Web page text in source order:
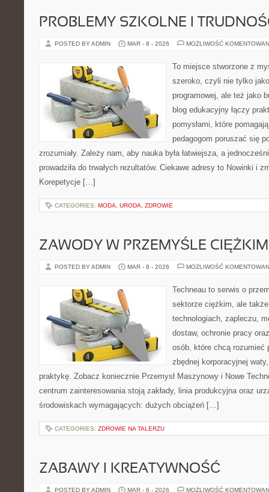
PROBLEMY SZKOLNE I
POSTED BY ADMIN MAR - 8 - 2026 MOŻLIWOŚĆ
To miejsce stworzone z
szeroko, czyli nie tylko
programowej, ale też jako
blog edukacyjny łączy
pomysłami, które
pedagogom poruszać się
zrozumiały. Zależy nam, aby nauka była łatwiejsza, a
prowadziła do trwałych rezultatów. Ciekawe adresy to Nowinki i
Korepetycje […]
CATEGORIES: MODA, URODA, ZDROWIE
ZAWODY W PRZEMYŚLE CIĘŻKIM
POSTED BY ADMIN MAR - 8 - 2026 MOŻLIWOŚĆ
Techneau to serwis o
sektorze ciężkim, ale
technologiach, zapleczu,
dostaw, ochronie pracy
osób, które chcą rozumieć
zbędnej korporacyjnej
praktykę. Zobacz koniecznie Przemysł Maszynowy i Nowe
centrum zainteresowania stoją zakłady, linia produkcyjna oraz
środowiskach wymagających: dużych obciążeń […]
CATEGORIES: ZDROWIE NA TALERZU
ZABAWY I KREATYWNOŚĆ
POSTED BY ADMIN MAR - 6 - 2026 MOŻLIWOŚĆ